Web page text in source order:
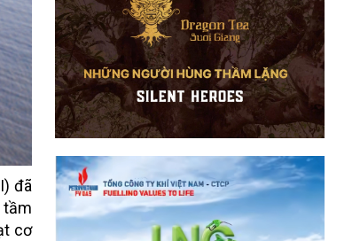
đã
tầm
cơ